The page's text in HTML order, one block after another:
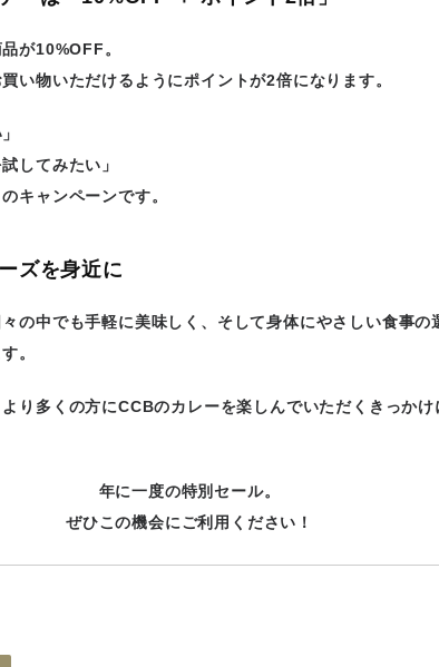
が10%OFF。
い物いただけるようにポイントが2倍になります。
してみたい」
キャンペーンです。
ズを身近に
の中でも手軽に美味しく、そして身体にやさしい食事の
。
り多くの方にCCBのカレーを楽しんでいただくきっか
年に一度の特別セール。
ぜひこの機会にご利用ください！